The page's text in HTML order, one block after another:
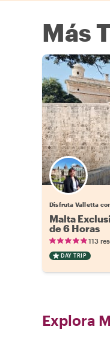
Más
Disfruta Valletta
Malta
de 6 Horas
113
DAY TRIP
Explora